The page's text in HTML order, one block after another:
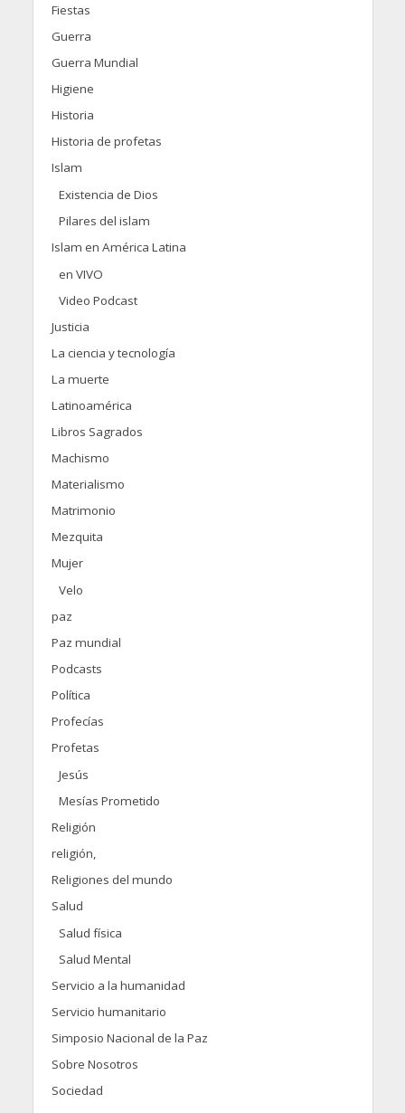
Fiestas
Guerra
Guerra Mundial
Higiene
Historia
Historia de profetas
Islam
Existencia de Dios
Pilares del islam
Islam en América Latina
en VIVO
Video Podcast
Justicia
La ciencia y tecnología
La muerte
Latinoamérica
Libros Sagrados
Machismo
Materialismo
Matrimonio
Mezquita
Mujer
Velo
paz
Paz mundial
Podcasts
Política
Profecías
Profetas
Jesús
Mesías Prometido
Religión
religión,
Religiones del mundo
Salud
Salud física
Salud Mental
Servicio a la humanidad
Servicio humanitario
Simposio Nacional de la Paz
Sobre Nosotros
Sociedad